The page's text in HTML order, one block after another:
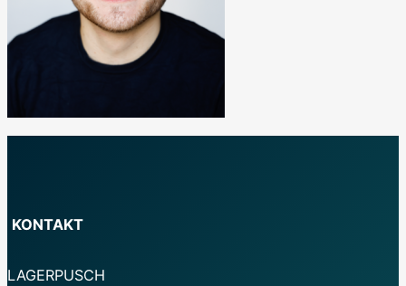
KONTAKT
LAGERPUSCH